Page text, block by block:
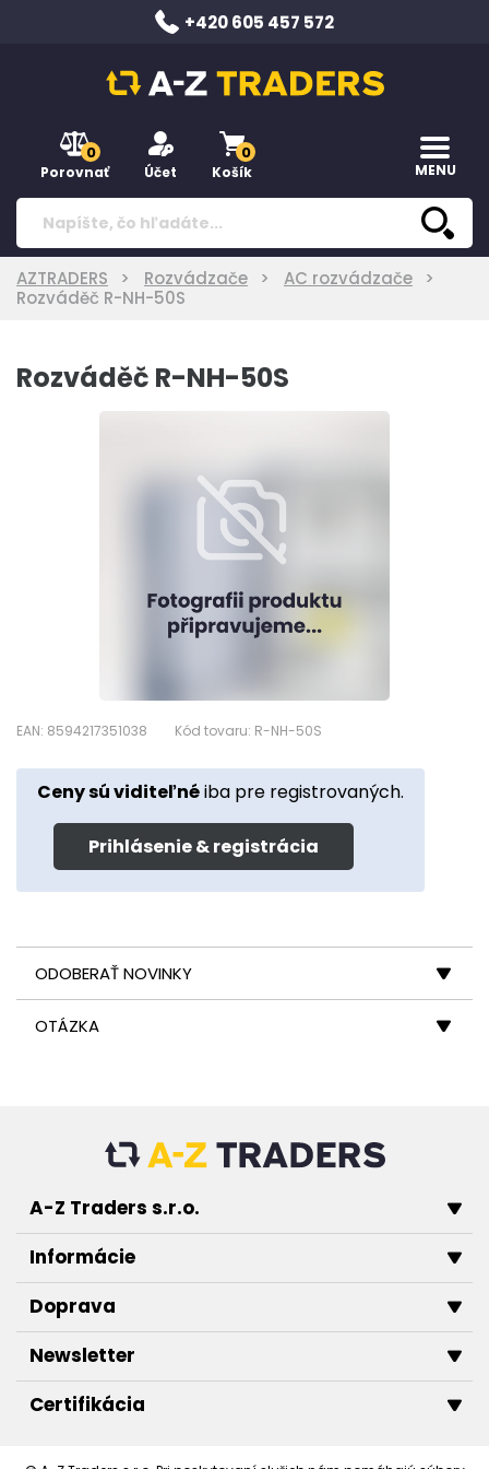
+420 605 457 572
0
Porovnať Účet
0
Košík MENU
AZTRADERS Rozvádzače
AC rozvádzače
Rozváděč R-NH-50S
Rozváděč R-NH-50S
EAN: 8594217351038 Kód tovaru: R-NH-50S
Ceny sú viditeľnéiba pre registrovaných.
Prihlásenie & registrácia
ODOBERAŤ NOVINKY
OTÁZKA
A-Z Traders s.r.o.
Informácie
Doprava
Newsletter
Certifikácia